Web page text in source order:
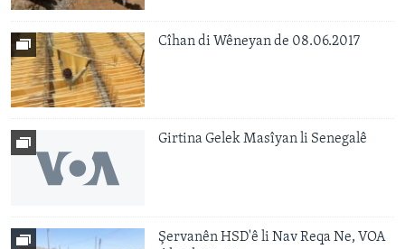
Cîhan di Wêneyan de 08.06.2017
Girtina Gelek Masîyan li Senegalê
Şervanên HSD'ê li Nav Reqa Ne, VOA